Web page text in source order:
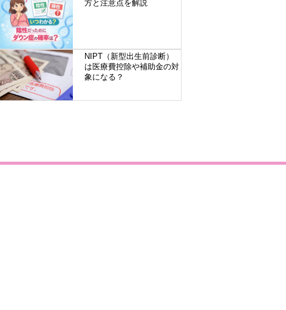
方と注意点を解説
NIPT（新型出生前診断）
は医療費控除や補助金の対
象になる？